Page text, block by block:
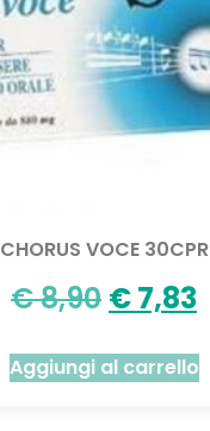
CHORUS VOCE 30CPR
€8,90 €7,83
Aggiungi al carrello